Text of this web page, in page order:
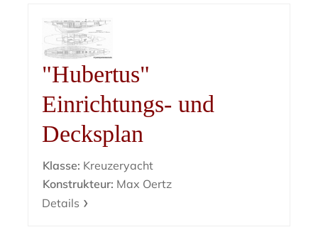
"Hubertus"
Einrichtungs- und
Decksplan
Klasse: Kreuzeryacht
Konstrukteur: Max Oertz
Details